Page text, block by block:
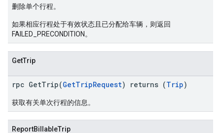
删除单个行程。
如果相应行程处于有效状态且已分配给车辆，则返回
FAILED_PRECONDITION。
GetTrip
rpc GetTrip(GetTripRequest) returns (Trip)
获取有关单次行程的信息。
ReportBillableTrip